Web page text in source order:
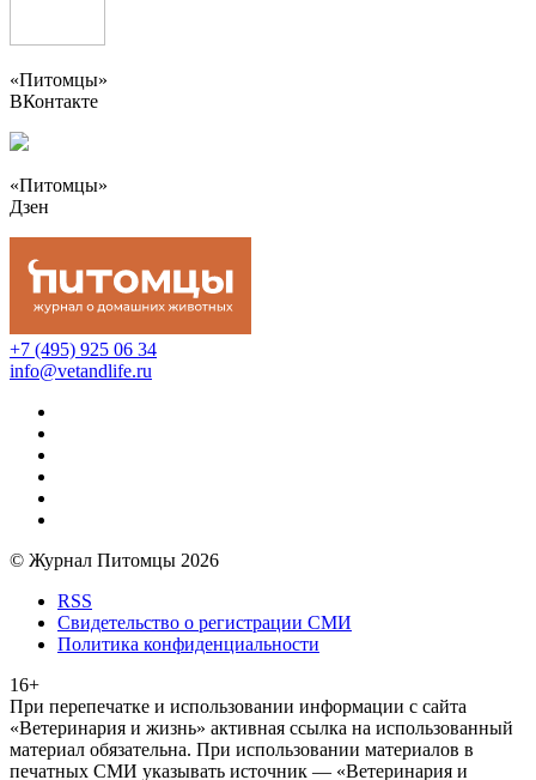
«Питомцы»
ВКонтакте
«Питомцы»
Дзен
+7 (495) 925 06 34
info@vetandlife.ru
© Журнал Питомцы 2026
RSS
Свидетельство о регистрации СМИ
Политика конфиденциальности
16+
При перепечатке и использовании информации с сайта
«Ветеринария и жизнь» активная ссылка на использованный
материал обязательна. При использовании материалов в
печатных СМИ указывать источник — «Ветеринария и